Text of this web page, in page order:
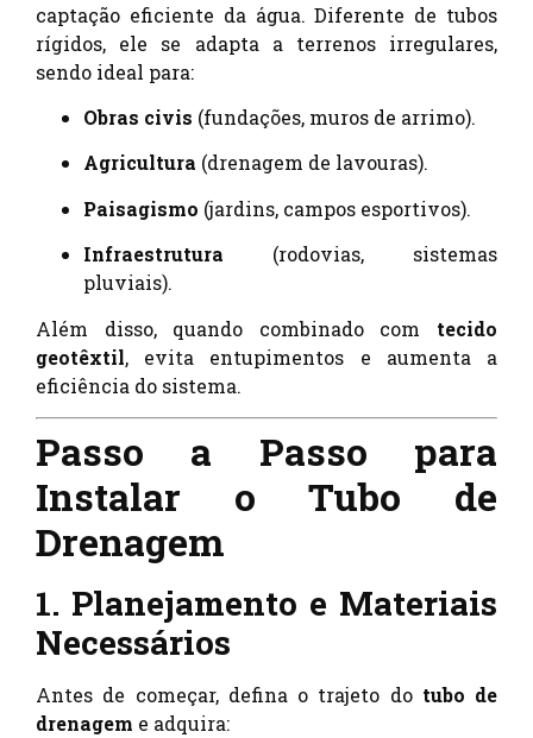
captação eficiente da água. Diferente de tubos
rígidos, ele se adapta a terrenos irregulares,
sendo ideal para:
Obras civis (fundações, muros de arrimo).
Agricultura (drenagem de lavouras).
Paisagismo (jardins, campos esportivos).
Infraestrutura (rodovias, sistemas
pluviais).
Além disso, quando combinado com tecido
geotêxtil, evita entupimentos e aumenta a
eficiência do sistema.
Passo a Passo para
Instalar o Tubo de
Drenagem
1. Planejamento e Materiais
Necessários
Antes de começar, defina o trajeto do tubo de
drenagem e adquira: